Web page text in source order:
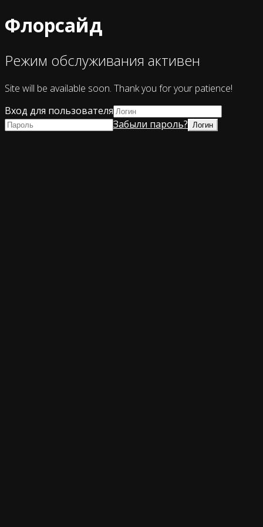
Флорсайд
Режим обслуживания активен
Site will be available soon. Thank you for your patience!
Вход для пользователя
Забыли пароль?